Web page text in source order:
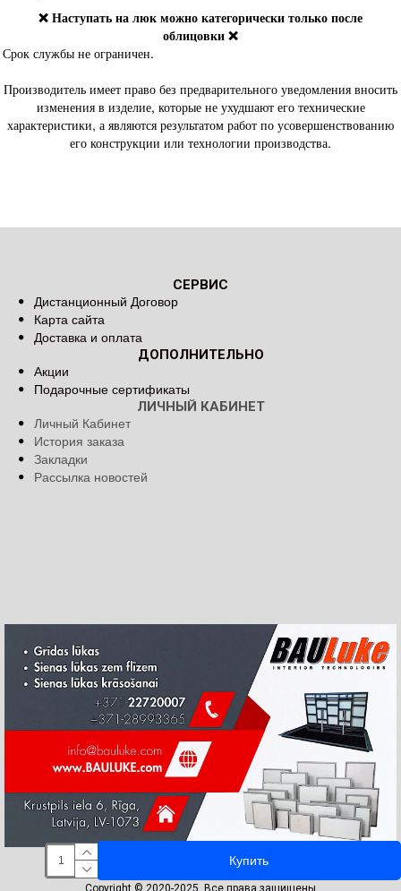
Купить
❌ Наступать на люк можно категорически только после
облицовки ❌
Срок службы не ограничен.
Производитель имеет право без предварительного уведомления вносить
изменения в изделие, которые не ухудшают его технические
характеристики, а являются результатом работ по усовершенствованию
его конструкции или технологии производства.
СЕРВИС
Дистанционный Договор
Карта сайта
Доставка и оплата
ДОПОЛНИТЕЛЬНО
Акции
Подарочные сертификаты
ЛИЧНЫЙ КАБИНЕТ
Личный Кабинет
История заказа
Закладки
Рассылка новостей
Copyright © 2020-2025, Все права защищены